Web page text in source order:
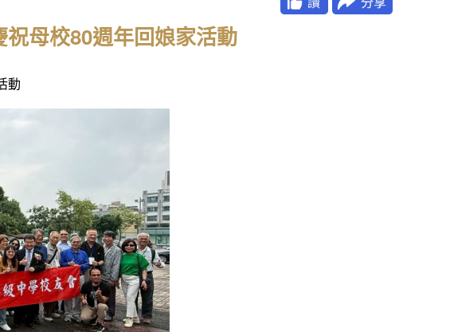
母校80週年回娘家活動
動